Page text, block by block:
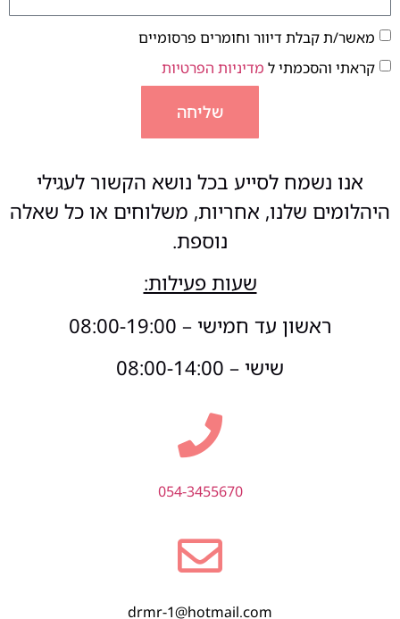
מאשר/ת קבלת דיוור וחומרים פרסומיים
קראתי והסכמתי ל מדיניות הפרטיות
שליחה
אנו נשמח לסייע בכל נושא הקשור לעגילי
היהלומים שלנו, אחריות, משלוחים או כל שאלה
נוספת.
שעות פעילות:
ראשון עד חמישי – 08:00-19:00
שישי – 08:00-14:00
054-3455670
drmr-1@hotmail.com